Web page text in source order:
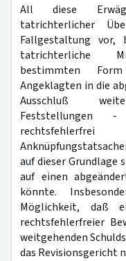
All diese
tatrichterlicher
Fallgestaltung vor,
tatrichterliche
bestimmten
Angeklagten in die
Ausschluß
Feststellungen
auf dieser Grundlage
auf einen
könnte.
Möglichkeit, daß
rechtsfehlerfreier
weitgehenden
das Revisionsgericht